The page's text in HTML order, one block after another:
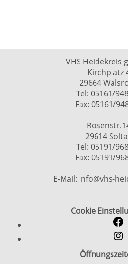
VHS Heidekreis
Kirchplatz
29664
Tel: 05161/
Fax: 05161/
29614
Tel: 05191/
Fax: 05191/
E-Mail: info@vhs-
Cookie